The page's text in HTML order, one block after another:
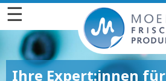
☰
Ihre Expert:innen für